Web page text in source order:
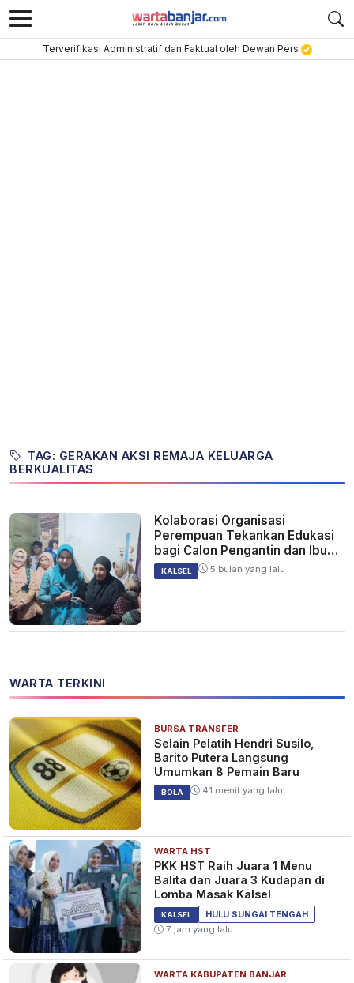
Terverifikasi Administratif dan Faktual oleh Dewan Pers
TAG: GERAKAN AKSI REMAJA KELUARGA
BERKUALITAS
Kolaborasi Organisasi
Perempuan Tekankan Edukasi
bagi Calon Pengantin dan Ibu
Hamil
KALSEL 5 bulan yang lalu
WARTA TERKINI
BURSA TRANSFER
Selain Pelatih Hendri Susilo,
Barito Putera Langsung
Umumkan 8 Pemain Baru
BOLA 41 menit yang lalu
WARTA HST
PKK HST Raih Juara 1 Menu
Balita dan Juara 3 Kudapan di
Lomba Masak Kalsel
KALSEL
HULU SUNGAI TENGAH
7 jam yang lalu
WARTA KABUPATEN BANJAR